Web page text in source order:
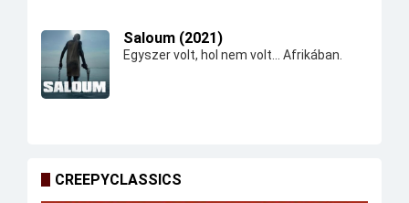
Saloum (2021)
Egyszer volt, hol nem volt... Afrikában.
CREEPYCLASSICS